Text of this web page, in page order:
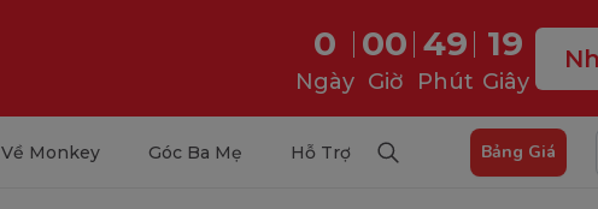
0
Ngày
00
Giờ
49
Phút
17
Giây
Về Monkey Góc Ba Mẹ Hỗ Trợ Bảng Giá